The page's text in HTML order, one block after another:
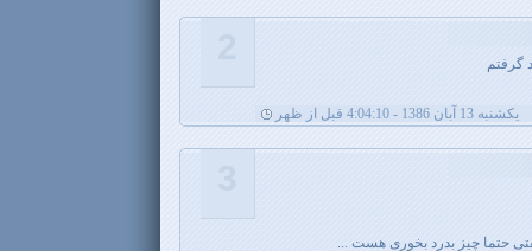
گرفتم
يکشنبه 13 آبان 1386 - 4:04:10 قبل از ظهر
حتما چیز بدرد بخوری هست ...